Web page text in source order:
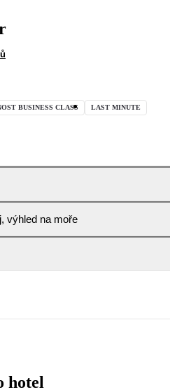
BUSINESS CLASS LAST MINUTE
výhled na moře
hotel